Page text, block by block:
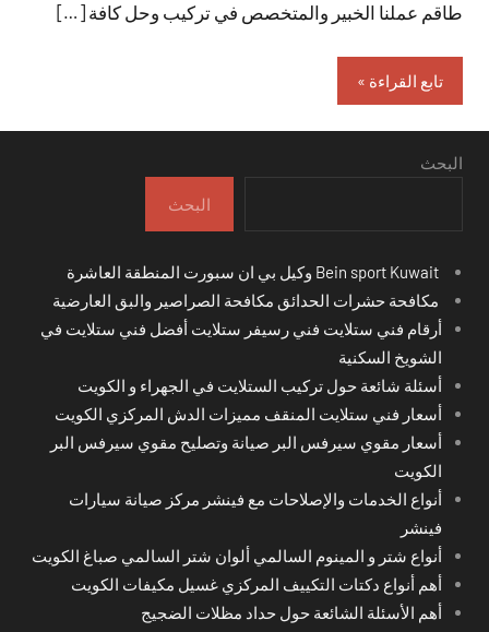
طاقم عملنا الخبير والمتخصص في تركيب وحل كافة […]
تابع القراءة
البحث
البحث
مكافحة حشرات الحدائق مكافحة الصراصير والبق العارضية
أرقام فني ستلايت فني رسيفر ستلايت أفضل فني ستلايت في
الشويخ السكنية
أسئلة شائعة حول تركيب الستلايت في الجهراء و الكويت
أسعار فني ستلايت المنقف مميزات الدش المركزي الكويت
أسعار مقوي سيرفس البر صيانة وتصليح مقوي سيرفس البر
الكويت
أنواع الخدمات والإصلاحات مع فينشر مركز صيانة سيارات
فينشر
أنواع شتر و المينوم السالمي ألوان شتر السالمي صباغ الكويت
أهم أنواع دكتات التكييف المركزي غسيل مكيفات الكويت
أهم الأسئلة الشائعة حول حداد مظلات الضجيج